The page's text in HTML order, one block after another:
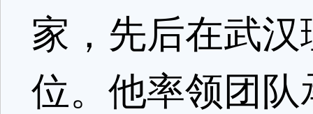
家，先后在武
位。他率领团队